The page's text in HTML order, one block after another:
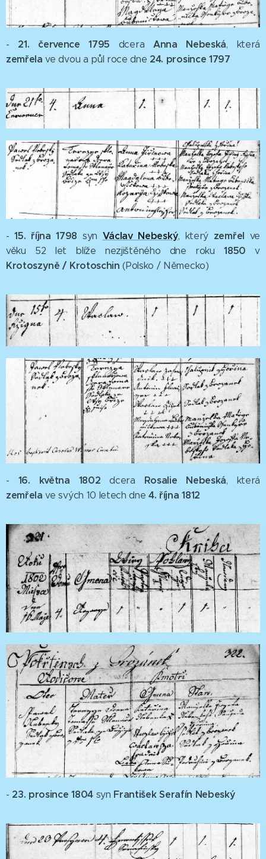
- 21. července 1795 dcera Anna Nebeská, která
zemřela ve dvou a půl roce dne 24. prosince 1797
-15. října 1798 syn Václav Nebeský, který zemřel ve
věku 52 let blíže nezjištěného dne roku1850v
Krotoszyně / Krotoschin(Polsko / Německo)
- 16. května 1802dcera Rosalie Nebeská, která
zemřelave svých 10 letech dne4. října 1812
- 23. prosince 1804syn František Serafín Nebeský